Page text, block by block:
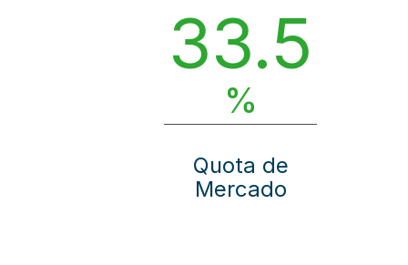
33.5
%
Quota de
Mercado